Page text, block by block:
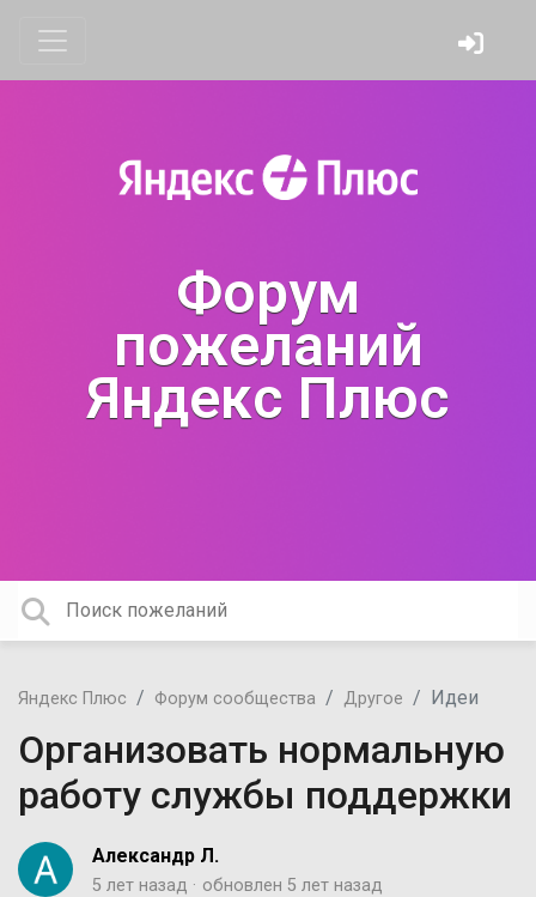
Форум
пожеланий
Яндекс Плюс
Яндекс Плюс Форум сообщества Другое Идеи
Организовать нормальную
работу службы поддержки
Александр Л.
5 лет назад обновлен 5 лет назад